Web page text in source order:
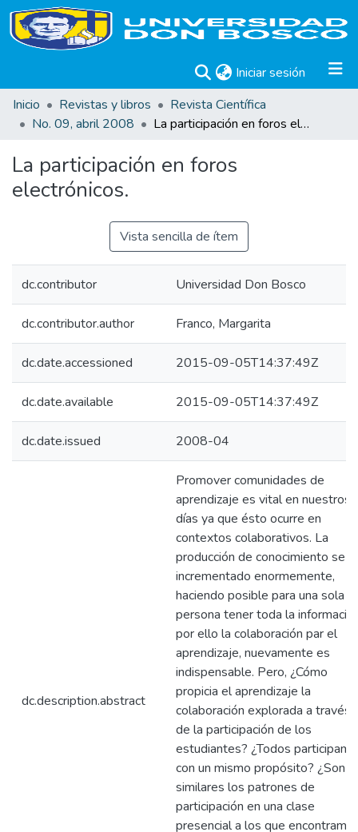
Iniciar sesión (current)
Inicio
Revistas y libros
Revista Científica
No. 09, abril 2008
La participación en foros electrónicos.
La participación en foros
electrónicos.
Vista sencilla de ítem
dc.contributor Universidad Don Bosco
dc.contributor.author Franco, Margarita
dc.date.accessioned 2015-09-05T14:37:49Z
dc.date.available 2015-09-05T14:37:49Z
dc.date.issued 2008-04
dc.description.abstract
Promover comunidades de
aprendizaje es vital en nuestros
días ya que ésto ocurre en
contextos colaborativos. La
producción de conocimiento se
incrementado enormemente,
haciendo posible para una sola
persona tener toda la
por ello la colaboración par el
aprendizaje, nuevamente es
indispensable. Pero, ¿Cómo
propicia el aprendizaje la
colaboración explorada a través
de la participación de los
estudiantes? ¿Todos
con un mismo propósito? ¿Son
similares los patrones de
participación en una clase
presencial a los que